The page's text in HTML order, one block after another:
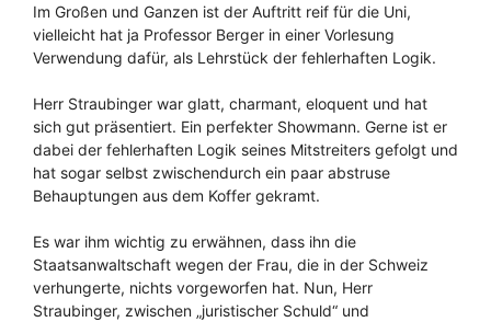
Im Großen und Ganzen ist der Auftritt reif für die Uni,
vielleicht hat ja Professor Berger in einer Vorlesung
Verwendung dafür, als Lehrstück der fehlerhaften Logik.
Herr Straubinger war glatt, charmant, eloquent und hat
sich gut präsentiert. Ein perfekter Showmann. Gerne ist er
dabei der fehlerhaften Logik seines Mitstreiters gefolgt und
hat sogar selbst zwischendurch ein paar abstruse
Behauptungen aus dem Koffer gekramt.
Es war ihm wichtig zu erwähnen, dass ihn die
Staatsanwaltschaft wegen der Frau, die in der Schweiz
verhungerte, nichts vorgeworfen hat. Nun, Herr
Straubinger, zwischen „juristischer Schuld“ und